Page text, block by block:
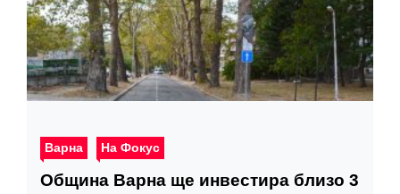
Варна На Фокус
Община Варна ще инвестира близо 3